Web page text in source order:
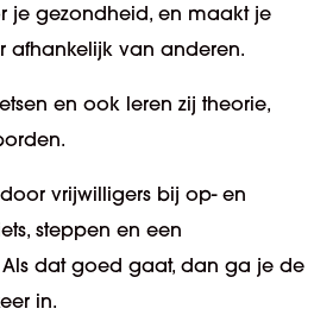
je gezondheid, en maakt je
afhankelijk van anderen.
en ook leren zij theorie,
vrijwilligers bij op- en
steppen en een
dat goed gaat, dan ga je de
in.